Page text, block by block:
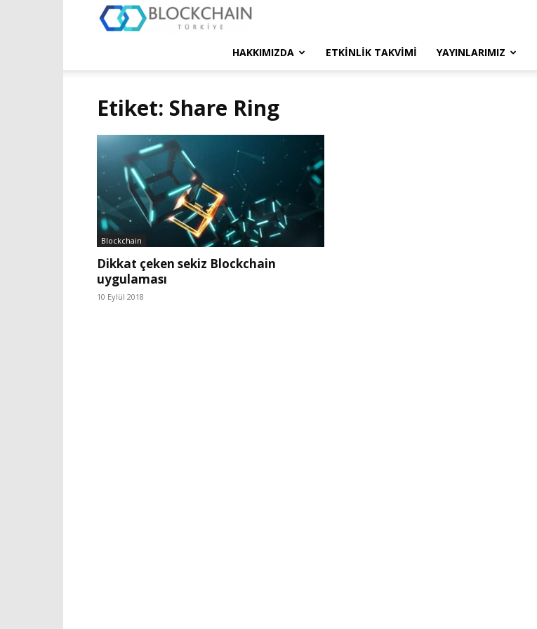
Türkiye
HAKKIMIZDA ETKINLIK TAKVIMI YAYINLARIMIZ
Etiket: Share Ring
Blockchain
Dikkat çeken sekiz Blockchain
uygulaması
10 Eylül 2018